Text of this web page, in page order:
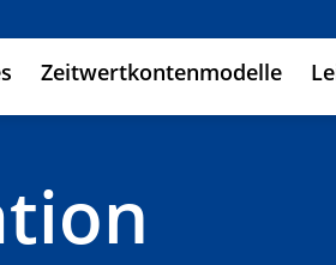
Zeitwertkontenmodelle